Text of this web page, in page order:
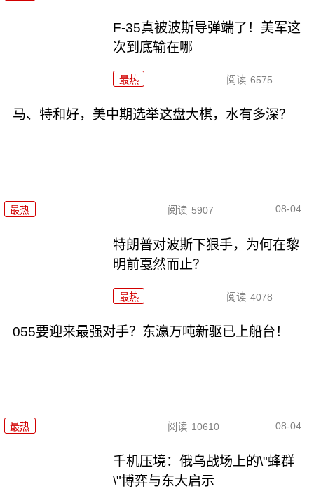
F-35真被波斯导弹端了！美军这
次到底输在哪
最热 阅读 6575
马、特和好，美中期选举这盘大棋，水有多深？
最热 阅读 5907 08-04
特朗普对波斯下狠手，为何在黎
明前戛然而止？
最热 阅读 4078
055要迎来最强对手？东瀛万吨新驱已上船台！
最热 阅读 10610 08-04
千机压境：俄乌战场上的\"蜂群
\"博弈与东大启示